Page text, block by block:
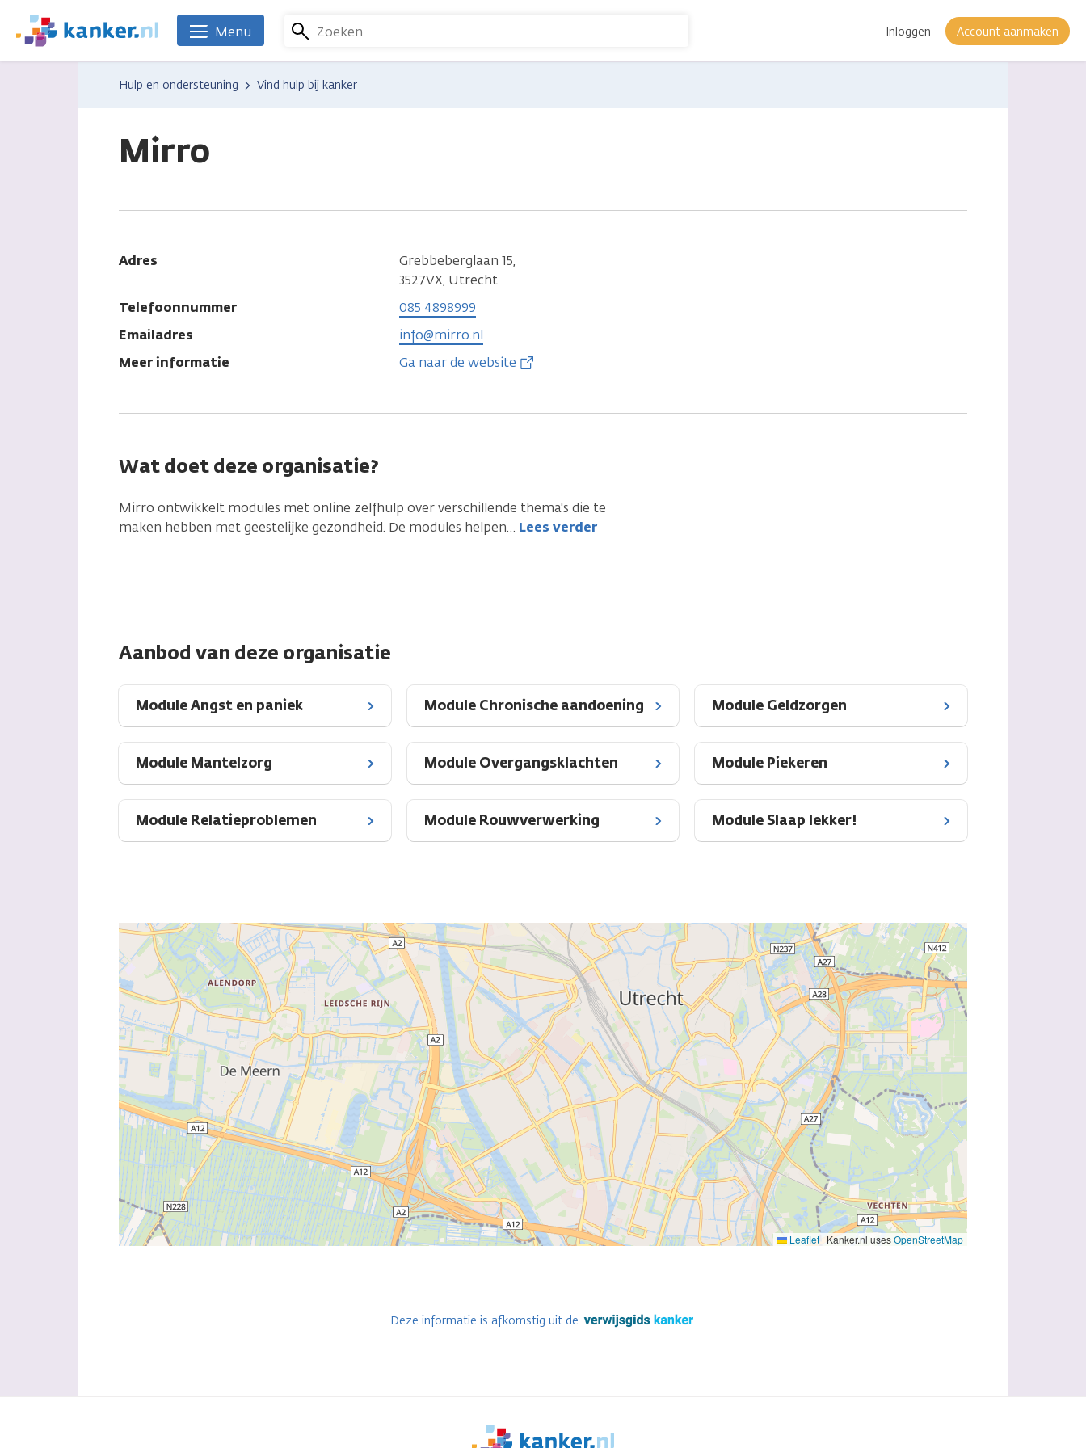
naar
We
zijn
Kanker.nl
Zoeken Inloggen Account aanmaken
Menu
Hulp en ondersteuning Vind hulp bij kanker
Mirro
Adres
Grebbeberglaan 15,
3527VX, Utrecht
Telefoonnummer
085 4898999
Emailadres
info@mirro.nl
Meer informatie
Ga naar de website
Wat doet deze organisatie?
Mirro ontwikkelt modules met online zelfhulp over verschillende thema's die te
maken hebben met geestelijke gezondheid. De modules helpen… Lees verder
Aanbod van deze organisatie
Module Angst en paniek Module Chronische aandoening Module Geldzorgen
Module Mantelzorg Module Overgangsklachten Module Piekeren
Module Relatieproblemen Module Rouwverwerking Module Slaap lekker!
Leaflet |Kanker.nl usesOpenStreetMap
Deze informatie is afkomstig uit de